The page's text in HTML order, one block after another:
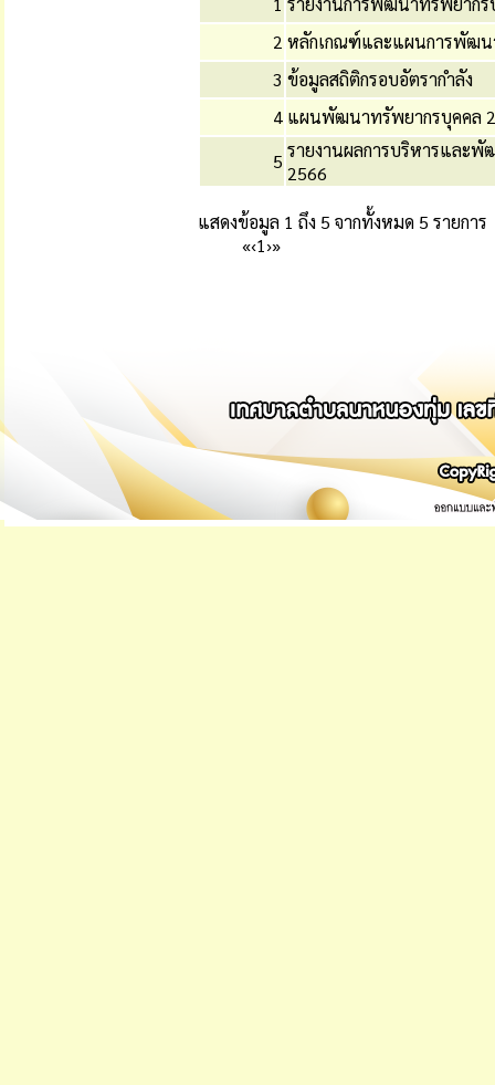
2 หลักเกณฑ์และแผนการพัฒน
3 ข้อมูลสถิติกรอบอัตรากำลัง
4 แผนพัฒนาทรัพยากรบุคคล
5 รายงานผลการบริหารและ
2566
แสดงข้อมูล 1 ถึง 5 จากทั้งหมด 5 รายการ
«‹1›»